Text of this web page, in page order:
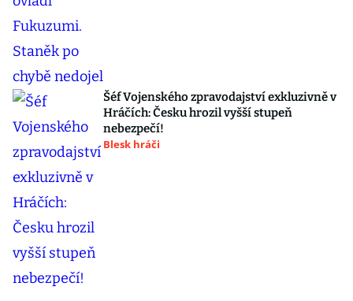
Šéf Vojenského zpravodajství exkluzivně v
Hráčích: Česku hrozil vyšší stupeň
nebezpečí!
Blesk hráči